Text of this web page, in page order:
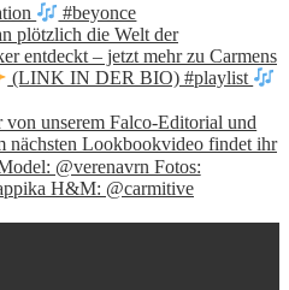
#beyonce
plötzlich die Welt der
entdeckt – jetzt mehr zu Carmens
(LINK IN DER BIO) #playlist
von unserem Falco-Editorial und
nächsten Lookbookvideo findet ihr
@verenavrn Fotos:
H&M: @carmitive